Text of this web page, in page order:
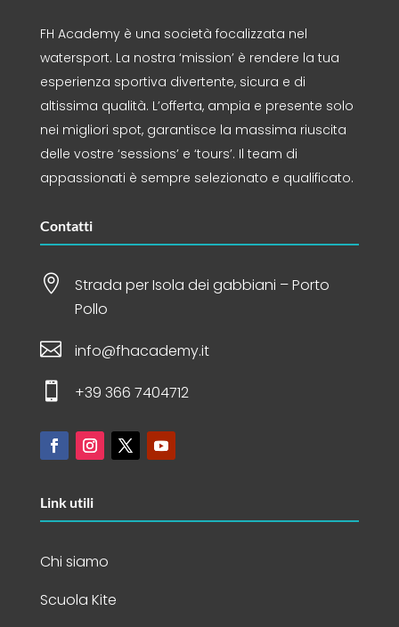
FH Academy è una società focalizzata nel
watersport. La nostra ‘mission’ è rendere la tua
esperienza sportiva divertente, sicura e di
altissima qualità. L’offerta, ampia e presente solo
nei migliori spot, garantisce la massima riuscita
delle vostre ‘sessions’ e ‘tours’. Il team di
appassionati è sempre selezionato e qualificato.
Contatti

Strada per Isola dei gabbiani – Porto
Pollo
 info@fhacademy.it
 +39 366 7404712
Link utili
Chi siamo
Scuola Kite